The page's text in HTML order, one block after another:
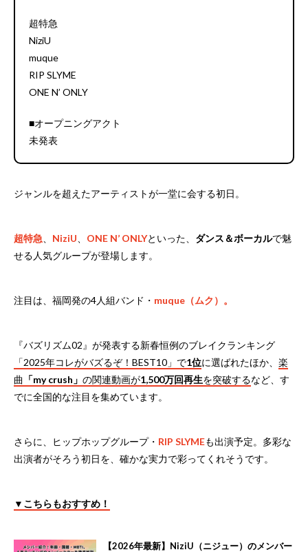
超特急
NiziU
muque
RIP SLYME
ONE N’ ONLY
■オープニングアクト
未発表
ジャンルを超えたアーティストが一堂に会する初日。
超特急 NiziU ONE N’ ONLYといった、 ダンス＆ボーカルで魅
せる人気グループが登場します。
注目は、福岡発の4人組バンド・ muque（ムク）。
『バズリズム02』が発表する新春恒例のブレイクランキング
「2025年コレがバズるぞ！BEST10」で1位に選ばれたほか、 楽
曲 「my crush」 の関連動画が1,500万回再生を突破するなど、す
でに全国的な注目を集めています。
さらに、ヒップホップグループ・ RIP SLYMEも出演予定。多彩な
出演者がそろう初日を、確かな実力で彩ってくれそうです。
▼こちらもおすすめ！
【2026年最新】NiziU（ニジュー）のメンバー